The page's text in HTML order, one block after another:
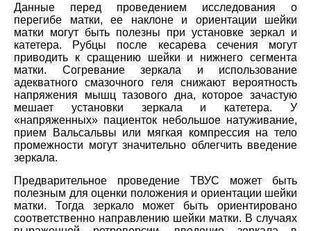
Данные перед проведением исследования о
перегибе матки, ее наклоне и ориентации шейки
матки могут быть полезны при установке зеркал и
катетера. Рубцы после кесарева сечения могут
приводить к сращению шейки и нижнего сегмента
матки. Согревание зеркала и использование
адекватного смазочного геля снижают вероятность
напряжения мышц тазового дна, которое зачастую
мешает установки зеркала и катетера. У
«напряженных» пациенток небольшое натуживание,
прием Вальсальвы или мягкая компрессия на тело
промежности могут значительно облегчить введение
зеркала.
Предварительное проведение ТВУС может быть
полезным для оценки положения и ориентации шейки
матки. Тогда зеркало может быть ориентировано
соответственно направлению шейки матки. В случаях